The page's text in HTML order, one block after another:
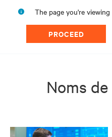
The page you're
PROCEED
Noms